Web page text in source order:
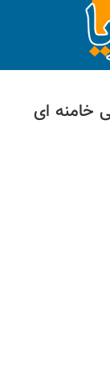
خامنه ای